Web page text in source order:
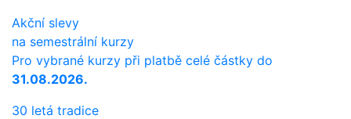
Akční slevy
na semestrální kurzy
Pro vybrané kurzy při platbě celé částky do
31.08.2026.
30 letá tradice